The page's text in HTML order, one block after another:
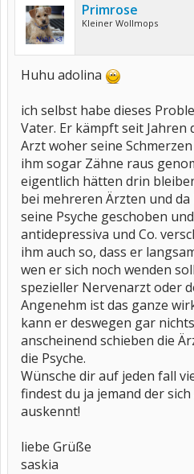
Primrose
Kleiner Wollmops
Huhu adolina
ich selbst habe dieses
Vater. Er kämpft seit Jahren
Arzt woher seine
ihm sogar Zähne raus
eigentlich hätten drin
bei mehreren Ärzten und
seine Psyche geschoben
antidepressiva und Co.
ihm auch so, dass er
wen er sich noch wenden
spezieller Nervenarzt oder
Angenehm ist das ganze
kann er deswegen gar
anscheinend schieben die
die Psyche.
Wünsche dir auf jeden fall
findest du ja jemand der
auskennt!
liebe Grüße
saskia